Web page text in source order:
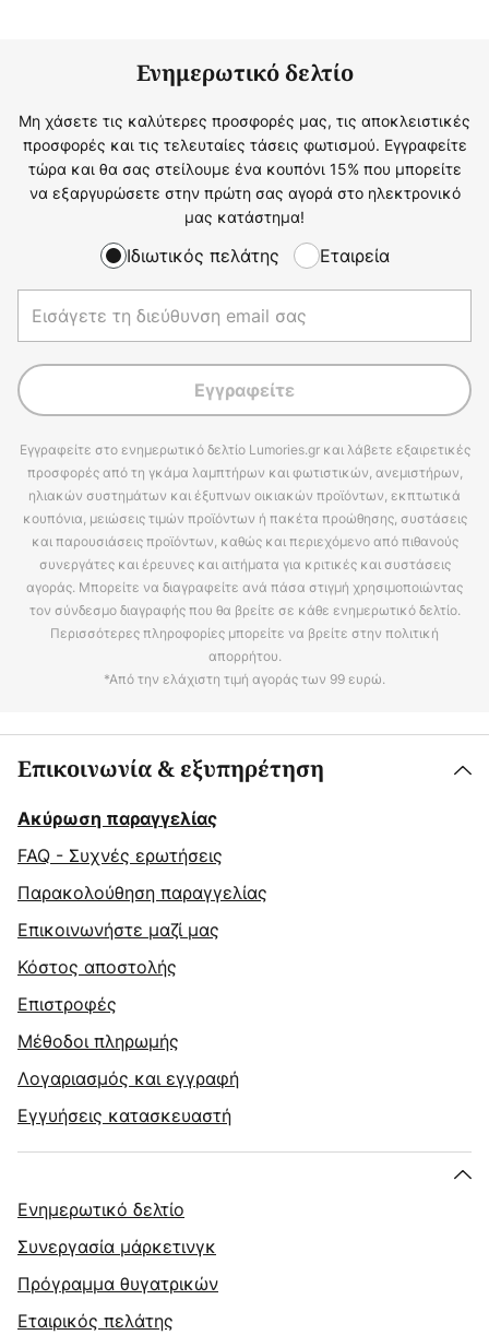
Ενημερωτικό δελτίο
Μη χάσετε τις καλύτερες προσφορές μας, τις αποκλειστικές
προσφορές και τις τελευταίες τάσεις φωτισμού. Εγγραφείτε
τώρα και θα σας στείλουμε ένα κουπόνι 15% που μπορείτε
να εξαργυρώσετε στην πρώτη σας αγορά στο ηλεκτρονικό
μας κατάστημα!
Ιδιωτικός πελάτης Εταιρεία
Εγγραφείτε
Εγγραφείτε στο ενημερωτικό δελτίο Lumories.gr και λάβετε εξαιρετικές
προσφορές από τη γκάμα λαμπτήρων και φωτιστικών, ανεμιστήρων,
ηλιακών συστημάτων και έξυπνων οικιακών προϊόντων, εκπτωτικά
κουπόνια, μειώσεις τιμών προϊόντων ή πακέτα προώθησης, συστάσεις
και παρουσιάσεις προϊόντων, καθώς και περιεχόμενο από πιθανούς
συνεργάτες και έρευνες και αιτήματα για κριτικές και συστάσεις
αγοράς. Μπορείτε να διαγραφείτε ανά πάσα στιγμή χρησιμοποιώντας
τον σύνδεσμο διαγραφής που θα βρείτε σε κάθε ενημερωτικό δελτίο.
Περισσότερες πληροφορίες μπορείτε να βρείτε στην πολιτική
απορρήτου.
*Από την ελάχιστη τιμή αγοράς των 99 ευρώ.
Επικοινωνία & εξυπηρέτηση
Ακύρωση παραγγελίας
FAQ - Συχνές ερωτήσεις
Παρακολούθηση παραγγελίας
Επικοινωνήστε μαζί μας
Κόστος αποστολής
Επιστροφές
Μέθοδοι πληρωμής
Λογαριασμός και εγγραφή
Εγγυήσεις κατασκευαστή
Ενημερωτικό δελτίο
Συνεργασία μάρκετινγκ
Πρόγραμμα θυγατρικών
Εταιρικός πελάτης